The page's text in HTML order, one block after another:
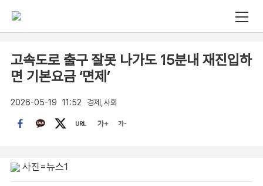
고속도로 출구 잘못 나가도 15분내 재진입하
면 기본요금 ‘면제’
2026-05-19 11:52 경제,사회
사진=뉴스1